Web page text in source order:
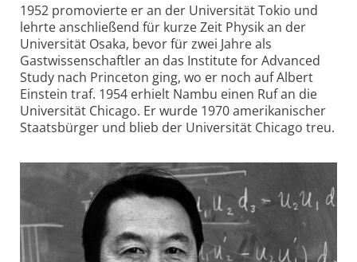
1952 promovierte er an der Universität Tokio und
lehrte anschließend für kurze Zeit Physik an der
Universität Osaka, bevor für zwei Jahre als
Gastwissenschaftler an das Institute for Advanced
Study nach Princeton ging, wo er noch auf Albert
Einstein traf. 1954 erhielt Nambu einen Ruf an die
Universität Chicago. Er wurde 1970 amerikanischer
Staatsbürger und blieb der Universität Chicago treu.